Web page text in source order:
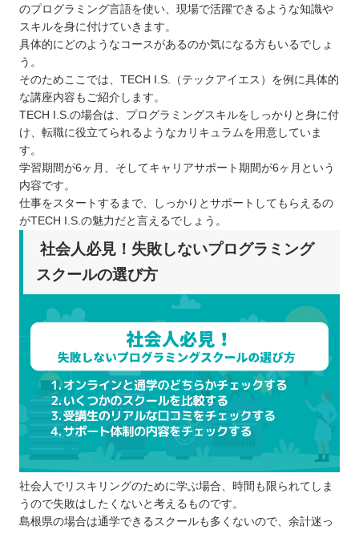
のプログラミング言語を使い、現場で活躍できるような知識や
スキルを身に付けていきます。
具体的にどのようなコースがあるのか気になる方もいるでしょ
う。
そのためここでは、TECH I.S.（テックアイエス）を例に具体的
な講座内容もご紹介します。
TECH I.S.の場合は、プログラミングスキルをしっかりと身に付
け、転職に役立てられるようなカリキュラムを用意していま
す。
学習期間が6ヶ月、そしてキャリアサポート期間が6ヶ月という
内容です。
仕事をスタートするまで、しっかりとサポートしてもらえるの
がTECH I.S.の魅力だと言えるでしょう。
社会人必見！失敗しないプログラミング
スクールの選び方
社会人でリスキリングのために学ぶ場合、時間も限られてしま
うので失敗はしたくないと考えるものです。
島根県の場合は通学できるスクールも多くないので、余計迷っ